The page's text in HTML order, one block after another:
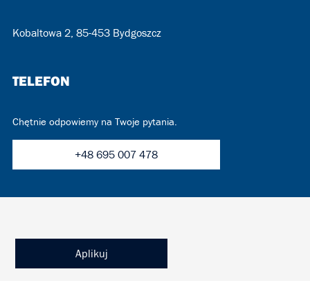
Kobaltowa 2, 85-453 Bydgoszcz
TELEFON
Chętnie odpowiemy na Twoje pytania.
+48 695 007 478
Aplikuj